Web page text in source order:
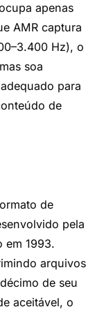
apenas
AMR captura
Hz), o
soa
para
de
de
pela
em 1993.
arquivos
de seu
aceitável, o